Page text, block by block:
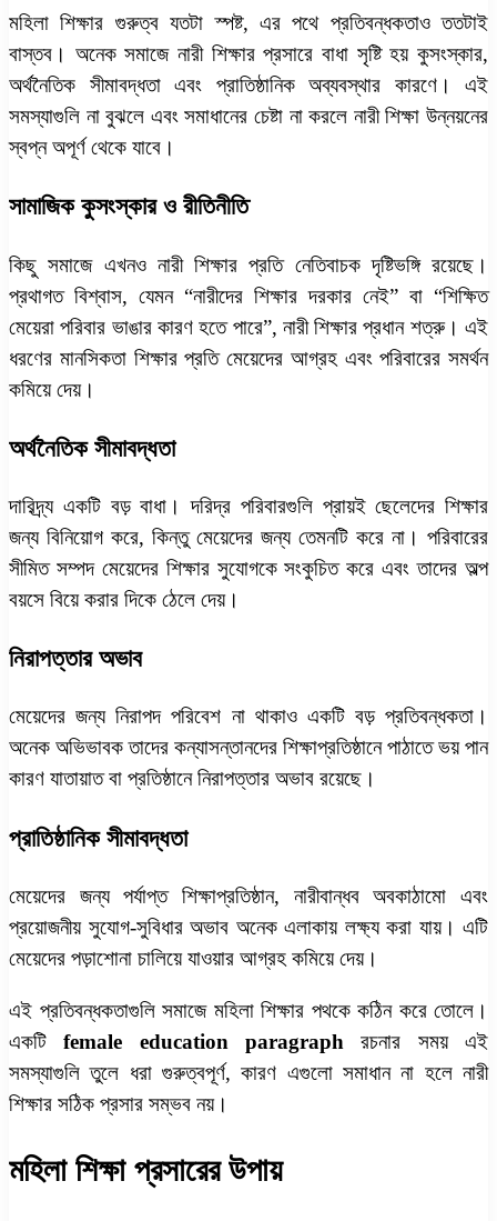
মহিলা শিক্ষার গুরুত্ব যতটা স্পষ্ট, এর পথে প্রতিবন্ধকতাও ততটাই
বাস্তব। অনেক সমাজে নারী শিক্ষার প্রসারে বাধা সৃষ্টি হয় কুসংস্কার,
অর্থনৈতিক সীমাবদ্ধতা এবং প্রাতিষ্ঠানিক অব্যবস্থার কারণে। এই
সমস্যাগুলি না বুঝলে এবং সমাধানের চেষ্টা না করলে নারী শিক্ষা উন্নয়নের
স্বপ্ন অপূর্ণ থেকে যাবে।
সামাজিক কুসংস্কার ও রীতিনীতি
কিছু সমাজে এখনও নারী শিক্ষার প্রতি নেতিবাচক দৃষ্টিভঙ্গি রয়েছে।
প্রথাগত বিশ্বাস, যেমন “নারীদের শিক্ষার দরকার নেই” বা “শিক্ষিত
মেয়েরা পরিবার ভাঙার কারণ হতে পারে”, নারী শিক্ষার প্রধান শত্রু। এই
ধরণের মানসিকতা শিক্ষার প্রতি মেয়েদের আগ্রহ এবং পরিবারের সমর্থন
কমিয়ে দেয়।
অর্থনৈতিক সীমাবদ্ধতা
দারিদ্র্য একটি বড় বাধা। দরিদ্র পরিবারগুলি প্রায়ই ছেলেদের শিক্ষার
জন্য বিনিয়োগ করে, কিন্তু মেয়েদের জন্য তেমনটি করে না। পরিবারের
সীমিত সম্পদ মেয়েদের শিক্ষার সুযোগকে সংকুচিত করে এবং তাদের অল্প
বয়সে বিয়ে করার দিকে ঠেলে দেয়।
নিরাপত্তার অভাব
মেয়েদের জন্য নিরাপদ পরিবেশ না থাকাও একটি বড় প্রতিবন্ধকতা।
অনেক অভিভাবক তাদের কন্যাসন্তানদের শিক্ষাপ্রতিষ্ঠানে পাঠাতে ভয় পান
কারণ যাতায়াত বা প্রতিষ্ঠানে নিরাপত্তার অভাব রয়েছে।
প্রাতিষ্ঠানিক সীমাবদ্ধতা
মেয়েদের জন্য পর্যাপ্ত শিক্ষাপ্রতিষ্ঠান, নারীবান্ধব অবকাঠামো এবং
প্রয়োজনীয় সুযোগ-সুবিধার অভাব অনেক এলাকায় লক্ষ্য করা যায়। এটি
মেয়েদের পড়াশোনা চালিয়ে যাওয়ার আগ্রহ কমিয়ে দেয়।
এই প্রতিবন্ধকতাগুলি সমাজে মহিলা শিক্ষার পথকে কঠিন করে তোলে।
একটিfemale education paragraph রচনার সময় এই
সমস্যাগুলি তুলে ধরা গুরুত্বপূর্ণ, কারণ এগুলো সমাধান না হলে নারী
শিক্ষার সঠিক প্রসার সম্ভব নয়।
মহিলা শিক্ষা প্রসারের উপায়